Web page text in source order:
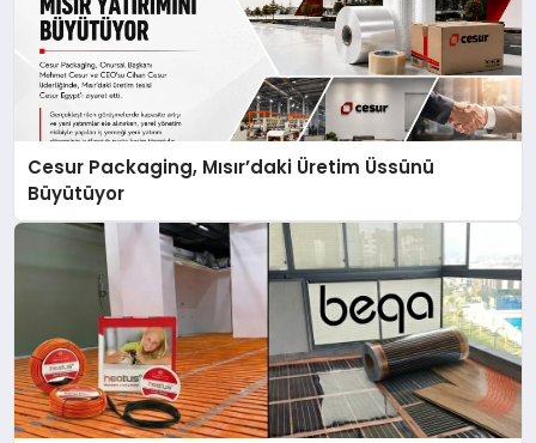
Cesur Packaging, Mısır’daki Üretim Üssünü
Büyütüyor